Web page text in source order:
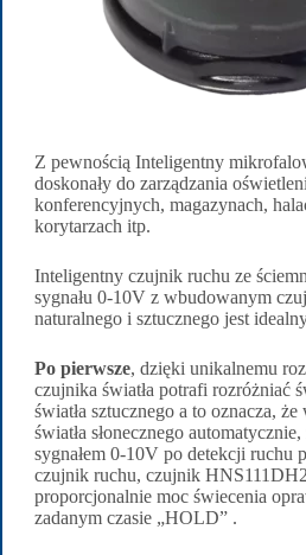
Z pewnością Inteligentny
doskonały do zarządzania
konferencyjnych, magazynach,
korytarzach itp.
Inteligentny czujnik ruchu ze
sygnału 0-10V z wbudowanym
naturalnego i sztucznego jest
Po pierwsze, dzięki unikalnemu
czujnika światła potrafi rozróżniać
światła sztucznego a to oznacza,
światła słonecznego
sygnałem 0-10V po detekcji ruchu
czujnik ruchu, czujnik
proporcjonalnie moc świecenia
zadanym czasie „HOLD” .